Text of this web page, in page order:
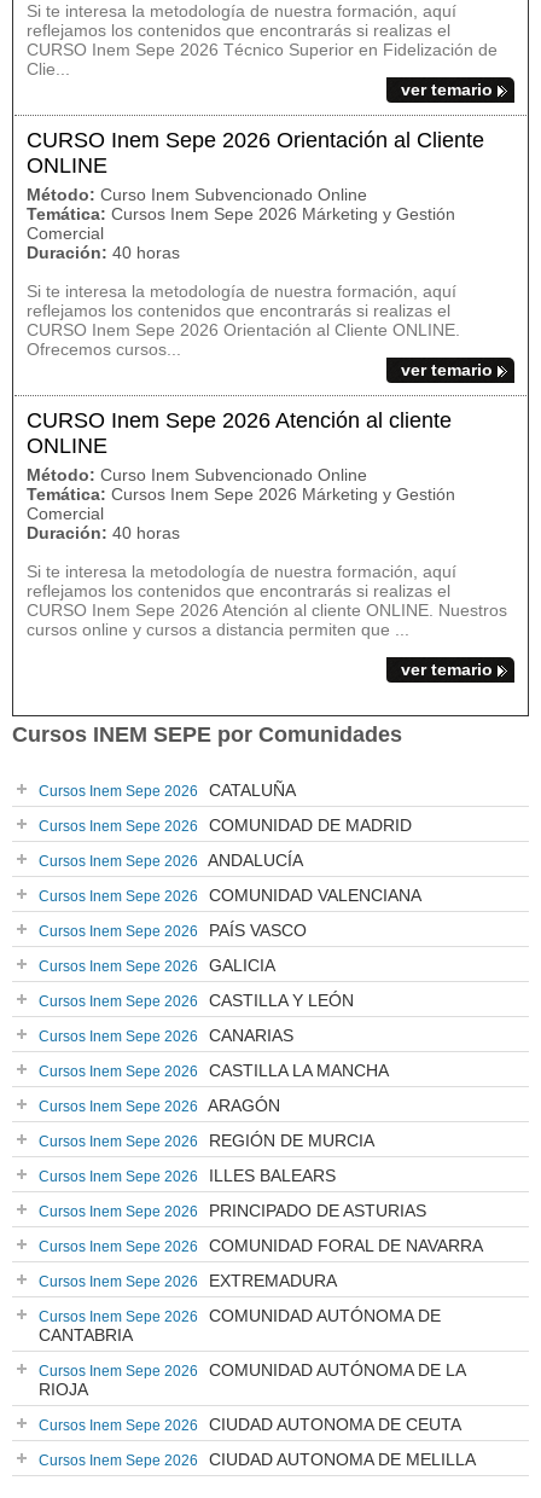
Si te interesa la metodología de nuestra formación, aquí
reflejamos los contenidos que encontrarás si realizas el
CURSO Inem Sepe 2026 Técnico Superior en Fidelización de
Clie...
ver temario
CURSO Inem Sepe 2026 Orientación al Cliente
ONLINE
Método: Curso Inem Subvencionado Online
Temática: Cursos Inem Sepe 2026 Márketing y Gestión
Comercial
Duración: 40 horas
Si te interesa la metodología de nuestra formación, aquí
reflejamos los contenidos que encontrarás si realizas el
CURSO Inem Sepe 2026 Orientación al Cliente ONLINE.
Ofrecemos cursos...
ver temario
CURSO Inem Sepe 2026 Atención al cliente
ONLINE
Método: Curso Inem Subvencionado Online
Temática: Cursos Inem Sepe 2026 Márketing y Gestión
Comercial
Duración: 40 horas
Si te interesa la metodología de nuestra formación, aquí
reflejamos los contenidos que encontrarás si realizas el
CURSO Inem Sepe 2026 Atención al cliente ONLINE. Nuestros
cursos online y cursos a distancia permiten que ...
ver temario
Cursos INEM SEPE por Comunidades
Cursos Inem Sepe 2026 CATALUÑA
Cursos Inem Sepe 2026 COMUNIDAD DE MADRID
Cursos Inem Sepe 2026 ANDALUCÍA
Cursos Inem Sepe 2026 COMUNIDAD VALENCIANA
Cursos Inem Sepe 2026 PAÍS VASCO
Cursos Inem Sepe 2026 GALICIA
Cursos Inem Sepe 2026 CASTILLA Y LEÓN
Cursos Inem Sepe 2026 CANARIAS
Cursos Inem Sepe 2026 CASTILLA LA MANCHA
Cursos Inem Sepe 2026 ARAGÓN
Cursos Inem Sepe 2026 REGIÓN DE MURCIA
Cursos Inem Sepe 2026 ILLES BALEARS
Cursos Inem Sepe 2026 PRINCIPADO DE ASTURIAS
Cursos Inem Sepe 2026 COMUNIDAD FORAL DE NAVARRA
Cursos Inem Sepe 2026 EXTREMADURA
Cursos Inem Sepe 2026
COMUNIDAD AUTÓNOMA DE
CANTABRIA
Cursos Inem Sepe 2026
COMUNIDAD AUTÓNOMA DE LA
RIOJA
Cursos Inem Sepe 2026 CIUDAD AUTONOMA DE CEUTA
Cursos Inem Sepe 2026 CIUDAD AUTONOMA DE MELILLA